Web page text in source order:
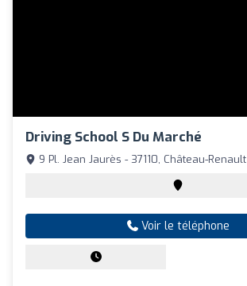
Driving School S Du Marché
9 Pl. Jean Jaurès - 37110, Château-Renault
Voir le téléphone